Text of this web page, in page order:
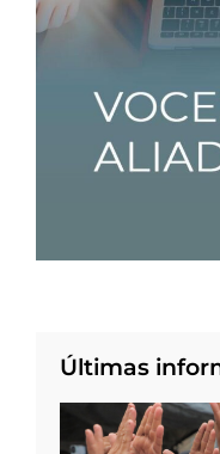
Últimas